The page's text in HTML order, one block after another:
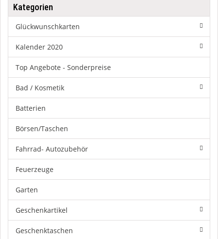
Kategorien
Glückwunschkarten
Kalender 2020
Top Angebote - Sonderpreise
Bad / Kosmetik
Batterien
Börsen/Taschen
Fahrrad- Autozubehör
Feuerzeuge
Garten
Geschenkartikel
Geschenktaschen